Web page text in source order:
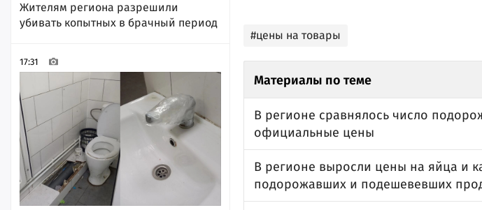
Жителям региона разрешили
убивать копытных в брачный период
17:31
#цены на товары
Материалы по теме
В регионе сравнялось число
официальные цены
В регионе выросли цены на яйца и
подорожавших и подешевевших